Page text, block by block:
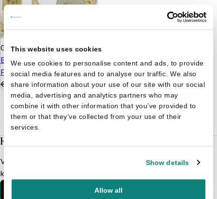
This website uses cookies
We use cookies to personalise content and ads, to provide
social media features and to analyse our traffic. We also
share information about your use of our site with our social
media, advertising and analytics partners who may
combine it with other information that you’ve provided to
them or that they’ve collected from your use of their
services.
Show details
Allow all
Gabrielle Vincent
Brammert En Tissie Gaan
Picknicken
€
9,99 € 7,99
Heb je een vraag?
Vind binnen no-time antwoord op je vraag op onze
klantenservice pagina.